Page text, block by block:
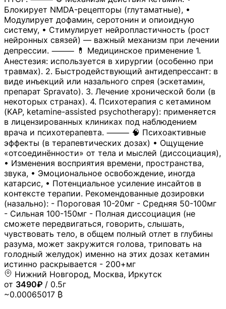
Блокирует NMDA-рецепторы (глутаматные), •
Модулирует дофамин, серотонин и опиоидную
систему, • Стимулирует нейропластичность (рост
нейронных связей) — важный механизм при лечении
депрессии. ⸻ 💊 Медицинское применение 1.
Анестезия: используется в хирургии (особенно при
травмах). 2. Быстродействующий антидепрессант: в
виде инъекций или назального спрея (эскетамин,
препарат Spravato). 3. Лечение хронической боли (в
некоторых странах). 4. Психотерапия с кетамином
(KAP, ketamine-assisted psychotherapy): применяется
в лицензированных клиниках под наблюдением
врача и психотерапевта. ⸻ 🧠 Психоактивные
эффекты (в терапевтических дозах) • Ощущение
«отсоединённости» от тела и мыслей (диссоциация),
• Изменения восприятия времени, пространства,
звука, • Эмоциональное освобождение, иногда
катарсис, • Потенциальное усиление инсайтов в
контексте терапии. Рекомендованные дозировки
(назально): - Пороговая 10-20мг - Средняя 50-100мг
- Сильная 100-150мг - Полная диссоциация (не
сможете передвигаться, говорить, слышать,
чувствовать тело, в общем полный отлет в глубины
разума, может закружится голова, триповать на
голодный желудок) именно на этих дозах кетамин
истинно раскрывается - 200+мг
Нижний Новгород, Москва, Иркутск
от 3490₽ / 0.5г
~0.00065017 ₿